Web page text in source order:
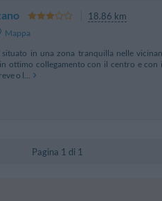
18.86 km
Mappa
situato in una zona tranquilla nelle
ottimo collegamento con il centro e con
o l...
Pagina 1 di 1